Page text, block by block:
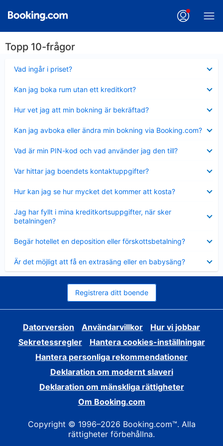
Topp 10-frågor
Vad ingår i priset?
mindre
Kan jag boka rum utan ett kreditkort?
mindre
Hur vet jag att min bokning är bekräftad?
mindre
Kan jag avboka eller ändra min bokning via Booking.com?
mindre
Vad är min PIN-kod och vad använder jag den till?
mindre
Var hittar jag boendets kontaktuppgifter?
mindre
Hur kan jag se hur mycket det kommer att kosta?
mindre
Jag har fyllt i mina kreditkortsuppgifter, när sker
betalningen?
mindre
Begär hotellet en deposition eller förskottsbetalning?
mindre
Är det möjligt att få en extrasäng eller en babysäng?
mindre
Registrera ditt boende
Datorversion Användarvillkor
Hur vi jobbar
Sekretessregler
Hantera cookies-inställningar
Hantera personliga rekommendationer
Deklaration om modernt slaveri
Deklaration om mänskliga rättigheter
Om Booking.com
Copyright © 1996–2026 Booking.com™. Alla
rättigheter förbehållna.